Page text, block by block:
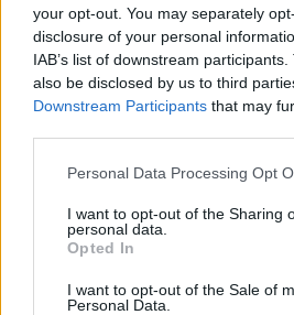
your opt-out. You may separately
disclosure of your personal
IAB’s list of downstream
also be disclosed by us to third
Downstream Participants that may
Please note that this website/app
not limited to your visit or usage
grant or deny consent to Google and
use your data for below specified
consent section.
Personal Data Processing Opt
I want to opt-out of the Sharing
personal data.
Opted In
I want to opt-out of the Sale of
Personal Data.
ΡΟΗ ΕΙΔΗΣΕΩΝ
Ειδήσεις Δημοφιλή
Πόσα χρόνια ζουν οι αδέσποτες
πριν 5 λεπτά
The Hungry Kat: Η Κατερίνα
πριν 5 λεπτά
πριν 5 λεπτά